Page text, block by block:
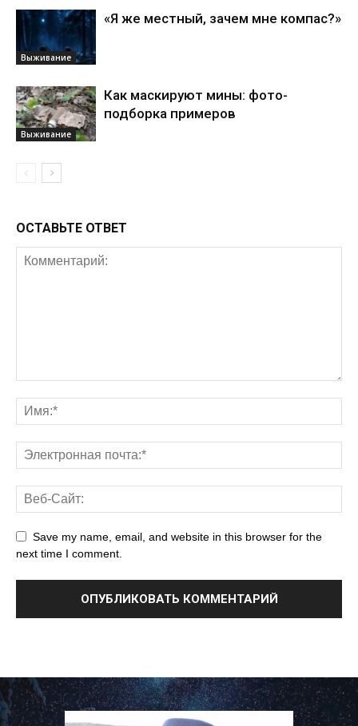
Выживание
«Я же местный, зачем мне компас?»
Выживание
Как маскируют мины: фото-
подборка примеров
ОСТАВЬТЕ ОТВЕТ
Save my name, email, and website in this browser for the
next time I comment.